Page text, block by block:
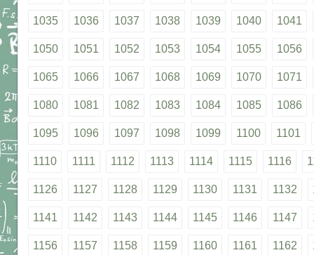
1035 1036 1037 1038 1039 1040 1041
1050 1051 1052 1053 1054 1055 1056
1065 1066 1067 1068 1069 1070 1071
1080 1081 1082 1083 1084 1085 1086
1095 1096 1097 1098 1099 1100 1101
1110 1111 1112 1113 1114 1115 1116
1126 1127 1128 1129 1130 1131 1132
1141 1142 1143 1144 1145 1146 1147
1156 1157 1158 1159 1160 1161 1162